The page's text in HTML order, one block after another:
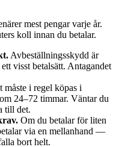
mest pengar varje år.
koll innan du betalar.
Avbeställningsskydd är
visst betalsätt. Antagandet
måste i regel köpas i
24–72 timmar. Väntar du
till det.
Om du betalar för liten
via en mellanhand —
bort helt.